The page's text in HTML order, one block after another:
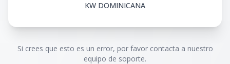
KW DOMINICANA
Si crees que esto es un error, por favor contacta a nuestro
equipo de soporte.